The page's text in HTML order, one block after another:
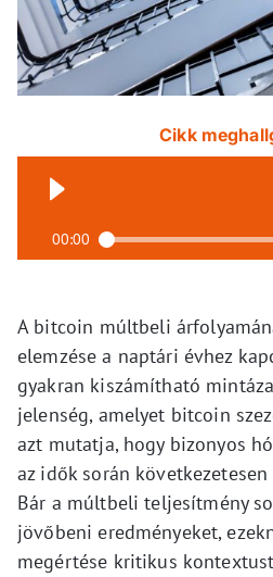
Cikk
00:00
A bitcoin múltbeli
elemzése a naptári évhez
gyakran kiszámítható
jelenség, amelyet bitcoin
azt mutatja, hogy bizonyos
az idők során
Bár a múltbeli teljesítmény
jövőbeni eredményeket,
megértése kritikus